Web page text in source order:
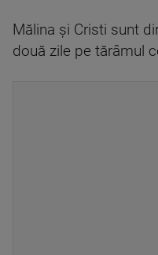
Mălina şi Cristi sunt
două zile pe tărâmul